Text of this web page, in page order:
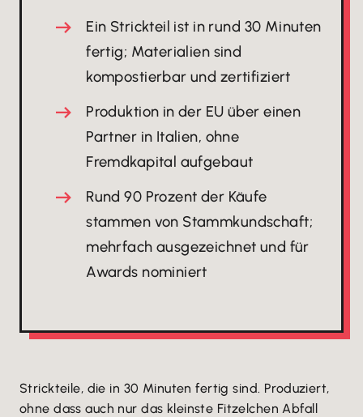
Ein Strickteil ist in rund 30 Minuten
fertig; Materialien sind
kompostierbar und zertifiziert
Produktion in der EU über einen
Partner in Italien, ohne
Fremdkapital aufgebaut
Rund 90 Prozent der Käufe
stammen von Stammkundschaft;
mehrfach ausgezeichnet und für
Awards nominiert
Strickteile, die in 30 Minuten fertig sind. Produziert,
ohne dass auch nur das kleinste Fitzelchen Abfall